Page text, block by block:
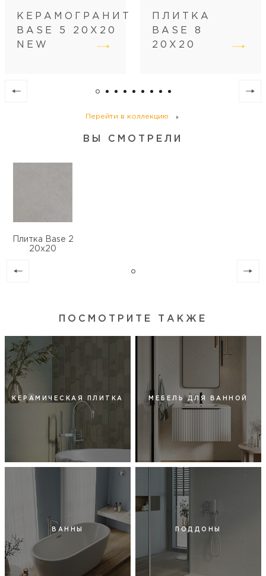
Кол-во шт в коробке
Кол-во м2 (м.п.) в коробке
Вес коробки (кг)
Перейти в коллекцию
КЕРАМОГРАНИТ
BASE 5 20Х20
NEW
ПЛИТКА
BASE 8
20Х20
ВЫ СМОТРЕЛИ
Плитка Base 2
20х20
ПОСМОТРИТЕ ТАКЖЕ
КЕРАМИЧЕСКАЯ ПЛИТКА МЕБЕЛЬ ДЛЯ ВАННОЙ
ВАННЫ ПОДДОНЫ